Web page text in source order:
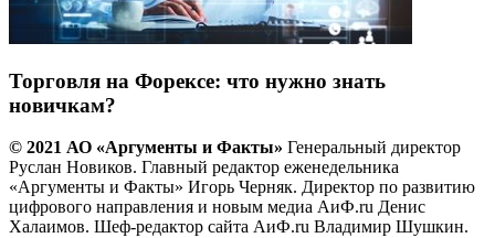
Торговля на Форексе: что нужно знать
новичкам?
© 2021 АО «Аргументы и Факты» Генеральный директор
Руслан Новиков. Главный редактор еженедельника
«Аргументы и Факты» Игорь Черняк. Директор по развитию
цифрового направления и новым медиа АиФ.ru Денис
Халаимов. Шеф-редактор сайта АиФ.ru Владимир Шушкин.